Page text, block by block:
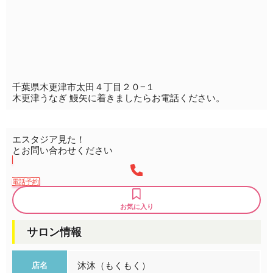
千葉県木更津市太田４丁目２０−１
木更津うなぎ 鰻矢に着きましたらお電話ください。
エスタジア見た！
とお問い合わせください
電話予約
お気に入り
サロン情報
店名 沐沐（もくもく）